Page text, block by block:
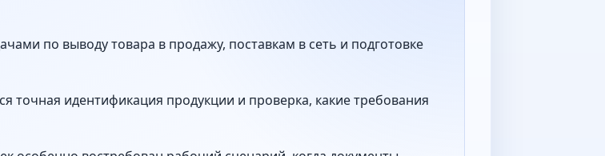
по выводу товара в продажу, поставкам в сеть и подготовке
точная идентификация продукции и проверка, какие требования